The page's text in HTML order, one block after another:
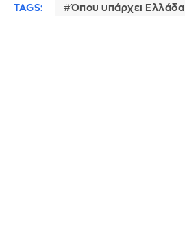
TAGS: Όπου υπάρχει Ελλάδα